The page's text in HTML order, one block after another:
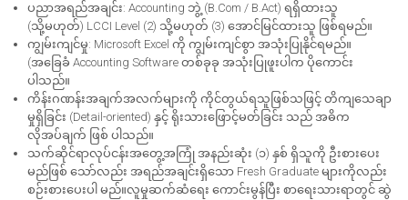
ပညာအရည်အချင်း: Accounting ဘွဲ့ (B.Com / B.Act) ရရှိထားသူ
(သို့မဟုတ်) LCCI Level (2) သို့မဟုတ် (3) အောင်မြင်ထားသူ ဖြစ်ရမည်။
ကျွမ်းကျင်မှု: Microsoft Excel ကို ကျွမ်းကျင်စွာ အသုံးပြုနိုင်ရမည်။
(အခြေခံ Accounting Software တစ်ခုခု အသုံးပြုဖူးပါက ပိုကောင်း
ပါသည်။
ကိန်းဂဏန်းအချက်အလက်များကို ကိုင်တွယ်ရသူဖြစ်သဖြင့် တိကျသေချာ
မှုရှိခြင်း (Detail-oriented) နှင့် ရိုးသားဖြောင့်မတ်ခြင်း သည် အဓိက
လိုအပ်ချက် ဖြစ် ပါသည်။
သက်ဆိုင်ရာလုပ်ငန်းအတွေ့အကြုံ အနည်းဆုံး (၁) နှစ် ရှိသူကို ဦးစားပေး
မည်ဖြစ် သော်လည်း အရည်အချင်းရှိသော Fresh Graduate များကိုလည်း
စဉ်းစားပေးပါ မည်။လူမှုဆက်ဆံရေး ကောင်းမွန်ပြီး စာရေးသားရာတွင် ဆွဲ